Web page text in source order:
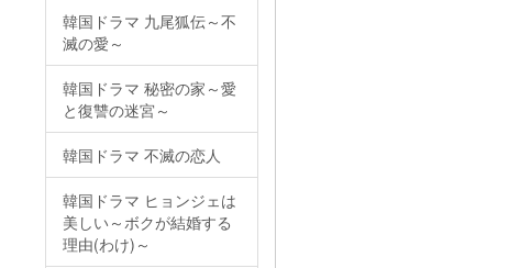
韓国ドラマ 九尾狐伝～不
滅の愛～
韓国ドラマ 秘密の家～愛
と復讐の迷宮～
韓国ドラマ 不滅の恋人
韓国ドラマ ヒョンジェは
美しい～ボクが結婚する
理由(わけ)～